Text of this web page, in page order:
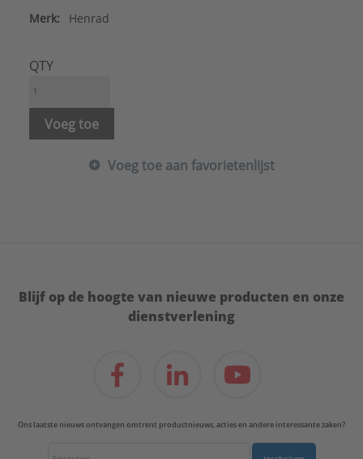
Merk: Henrad
QTY
Voeg toe
Voeg toe aan favorietenlijst
Blijf op de hoogte van nieuwe producten en onze
dienstverlening
Ons laatste nieuws ontvangen omtrent productnieuws, acties en andere interessante zaken?